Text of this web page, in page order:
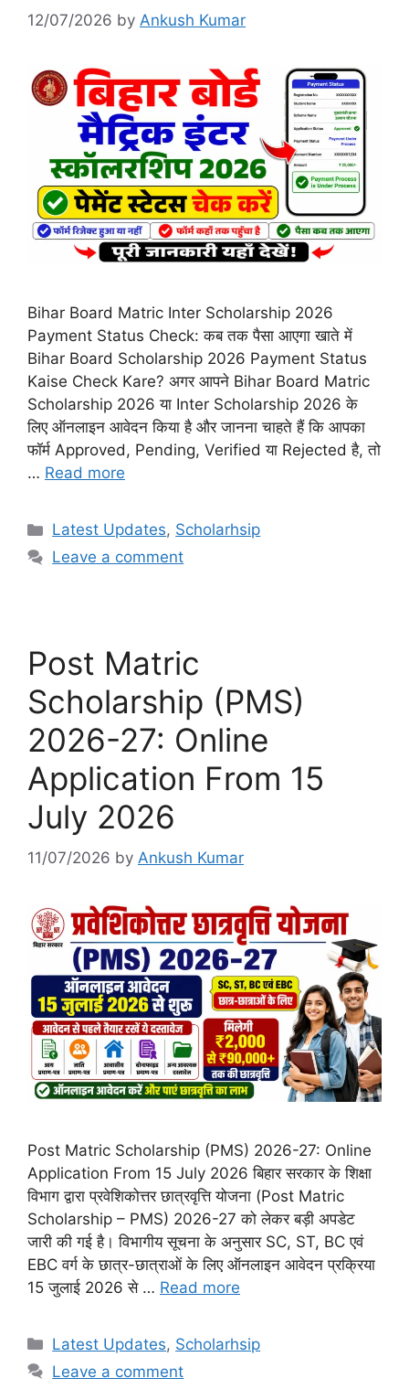
12/07/2026 by Ankush Kumar
Bihar Board Matric Inter Scholarship 2026
Payment Status Check: कब तक पैसा आएगा खाते में
Bihar Board Scholarship 2026 Payment Status
Kaise Check Kare? अगर आपने Bihar Board Matric
Scholarship 2026 या Inter Scholarship 2026 के
लिए ऑनलाइन आवेदन किया है और जानना चाहते हैं कि आपका
फॉर्म Approved, Pending, Verified या Rejected है, तो
… Read more
Categories
Latest Updates, Scholarhsip
Leave a comment
Post Matric
Scholarship (PMS)
2026-27: Online
Application From 15
July 2026
11/07/2026 by Ankush Kumar
Post Matric Scholarship (PMS) 2026-27: Online
Application From 15 July 2026 बिहार सरकार के शिक्षा
विभाग द्वारा प्रवेशिकोत्तर छात्रवृत्ति योजना (Post Matric
Scholarship – PMS) 2026-27 को लेकर बड़ी अपडेट
जारी की गई है। विभागीय सूचना के अनुसार SC, ST, BC एवं
EBC वर्ग के छात्र-छात्राओं के लिए ऑनलाइन आवेदन प्रक्रिया
15 जुलाई 2026 से … Read more
Categories
Latest Updates, Scholarhsip
Leave a comment